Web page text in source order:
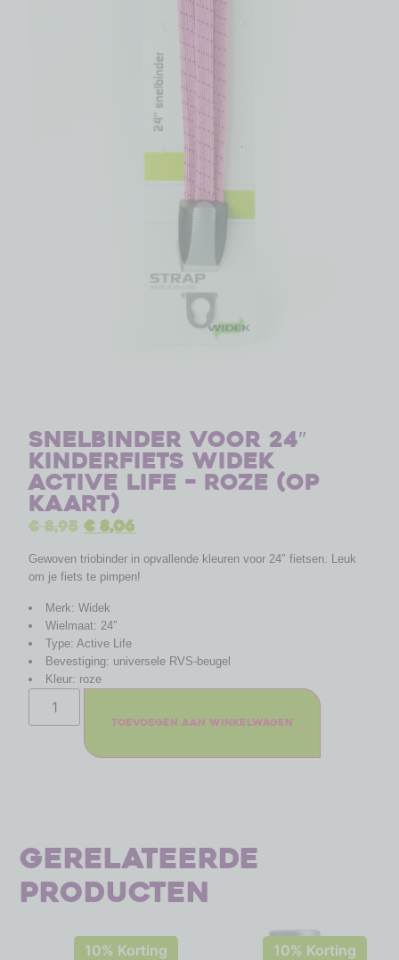
Snelbinder voor 24″
kinderfiets Widek
Active Life – roze (op
kaart)
€8,95 €8,06
Gewoven triobinder in opvallende kleuren voor 24″ fietsen. Leuk
om je fiets te pimpen!
Merk: Widek
Wielmaat: 24″
Type: Active Life
Bevestiging: universele RVS-beugel
Kleur: roze
Toevoegen aan winkelwagen
Gerelateerde
producten
10% Korting 10% Korting